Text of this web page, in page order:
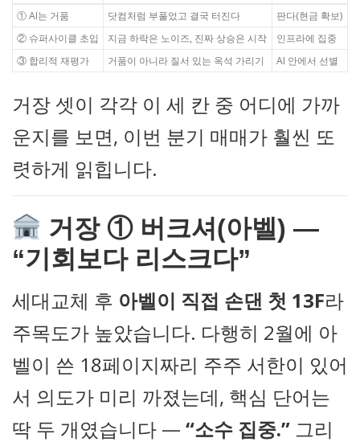
① AI는 거품 닷컴처럼 부풀었고 결국 터진다
판다(현금 확보)
② 슈퍼사이클 초입
지금 하락은 노이즈, 진짜 상승은 시작
인프라에 집중
③ 합리적 재평가
거품이 아니라 질서 있는 옥석 가리기 AI 안에서 선별
거장 셋이 각각 이 세 칸 중 어디에 가까
운지를 보면, 이번 분기 매매가 훨씬 또
렷하게 읽힙니다.
거장 ① 버크셔(아벨) —
“기회보다 리스크다”
세대교체 후 아벨이 직접 손댄 첫 13F라
주목도가 높았습니다. 다행히 2월에 아
벨이 쓴 18페이지짜리 주주 서한이 있어
서 의도가 미리 까졌는데, 핵심 단어는
딱 두 개였습니다 — “소수 집중.” 그리